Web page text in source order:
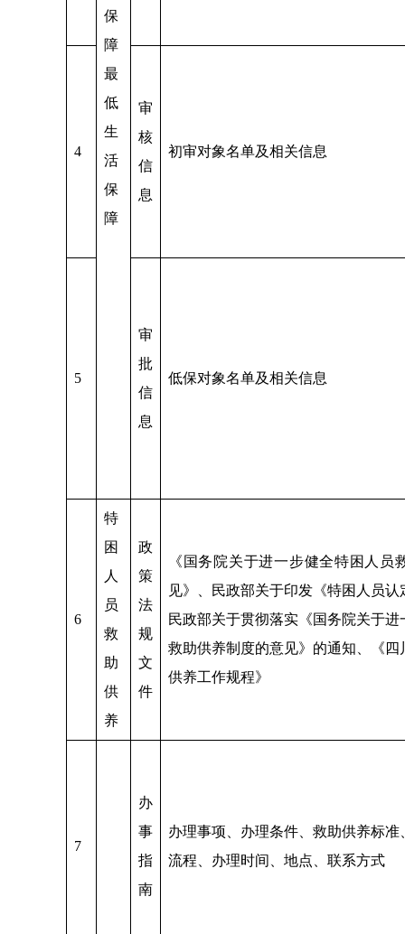
保
障
最
低
生
活
保
障
4
审
核
信
息
初审对象名单及相关信息
5
审
批
信
息
低保对象名单及相关信息
6
特
困
人
员
救
助
供
养
政
策
法
规
文
件
《国务院关于进一步健全特困人员
见》、民政部关于印发《特困人员
民政部关于贯彻落实《国务院关于
救助供养制度的意见》的通知、《四
供养工作规程》
7
办
事
指
南
办理事项、办理条件、救助供养标准
流程、办理时间、地点、联系方式